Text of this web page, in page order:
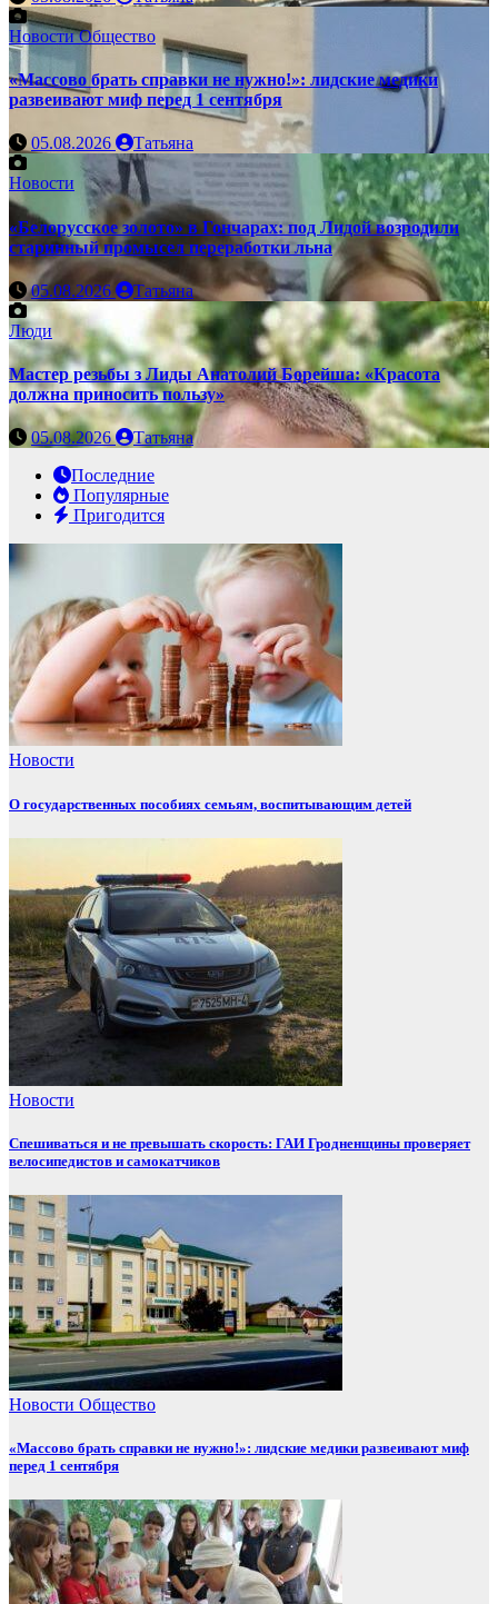
НовостиОбщество
«Массово брать справки не нужно!»: лидские медики
развеивают миф перед 1 сентября
05.08.2026 Татьяна
Новости
«Белорусское золото» в Гончарах: под Лидой возродили
старинный промысел переработки льна
05.08.2026 Татьяна
Люди
Мастер резьбы з Лиды Анатолий Борейша: «Красота
должна приносить пользу»
05.08.2026
Татьяна
Последние
Популярные
Пригодится
Новости
О государственных пособиях семьям, воспитывающим детей
Новости
Спешиваться и не превышать скорость: ГАИ Гродненщины проверяет
велосипедистов и самокатчиков
Новости Общество
«Массово брать справки не нужно!»: лидские медики развеивают миф
перед 1 сентября